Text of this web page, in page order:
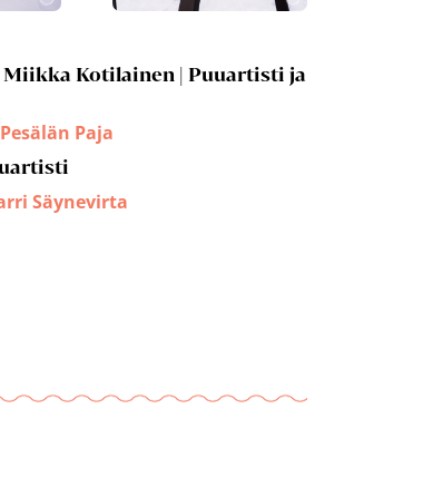
Miikka Kotilainen | Puuartisti ja
Pesälän Paja
Säynevirta